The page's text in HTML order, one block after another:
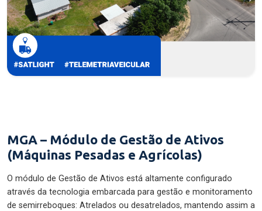
MGA – Módulo de Gestão de Ativos
(Máquinas Pesadas e Agrícolas)
O módulo de Gestão de Ativos está altamente configurado
através da tecnologia embarcada para gestão e monitoramento
de semirreboques: Atrelados ou desatrelados, mantendo assim a